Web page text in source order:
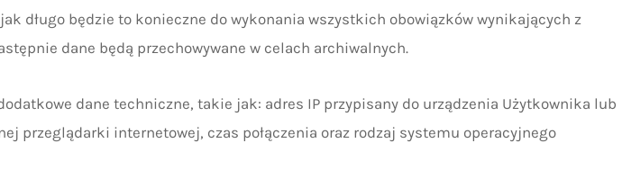
długo będzie to konieczne do wykonania wszystkich obowiązków wynikających z
dane będą przechowywane w celach archiwalnych.
dane techniczne, takie jak: adres IP przypisany do urządzenia Użytkownika lub
przeglądarki internetowej, czas połączenia oraz rodzaj systemu operacyjnego